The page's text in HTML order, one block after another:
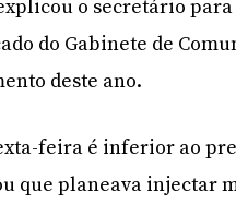
o secretário para
do Gabinete de
deste ano.
feira é inferior ao
que planeava injectar